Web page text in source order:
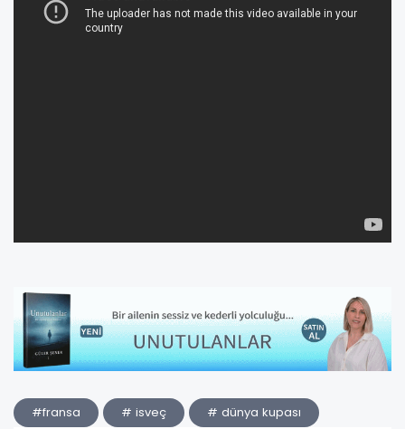
#fransa # isveç # dünya kupası